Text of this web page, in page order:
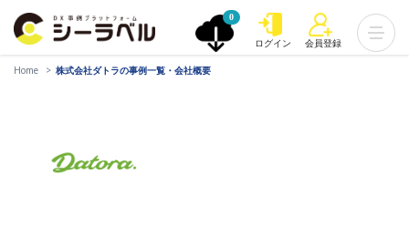
0
ログイン 会員登録
Home 株式会社ダトラの事例一覧・会社概要